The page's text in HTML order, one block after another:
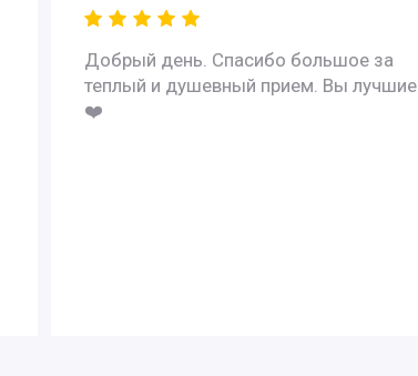
Добрый день. Спасибо большое за
теплый и душевный прием. Вы лучшие
❤️